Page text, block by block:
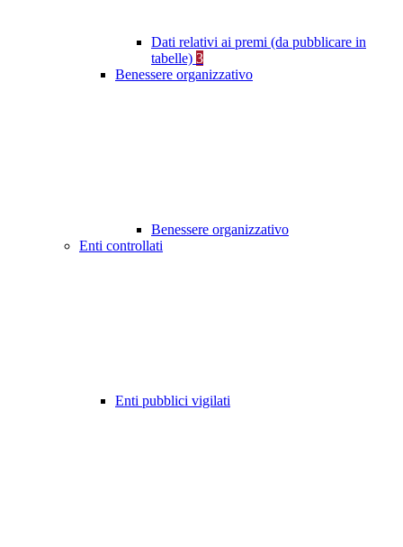
Dati relativi ai premi (da pubblicare in
tabelle) 3
Benessere organizzativo
Benessere organizzativo
Enti controllati
Enti pubblici vigilati